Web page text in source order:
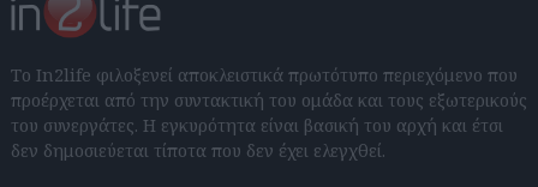
Το In2life φιλοξενεί αποκλειστικά πρωτότυπο περιεχόμενο που
προέρχεται από την συντακτική του ομάδα και τους εξωτερικούς
του συνεργάτες. Η εγκυρότητα είναι βασική του αρχή και έτσι
δεν δημοσιεύεται τίποτα που δεν έχει ελεγχθεί.